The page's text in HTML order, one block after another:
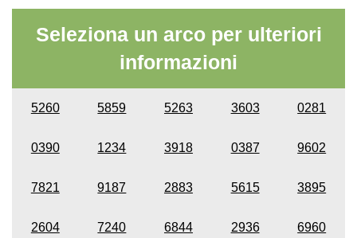
Seleziona un arco per ulteriori
informazioni
5260 5859 5263 3603 0281
0390 1234 3918 0387 9602
7821 9187 2883 5615 3895
2604 7240 6844 2936 6960